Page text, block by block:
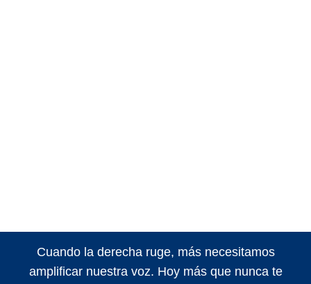
Cuando la derecha ruge, más necesitamos
amplificar nuestra voz. Hoy más que nunca te